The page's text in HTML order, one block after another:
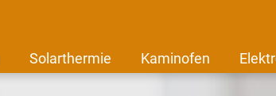
Solarthermie Kaminofen